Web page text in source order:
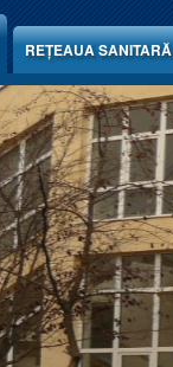
REŢEAUA SANITARĂ